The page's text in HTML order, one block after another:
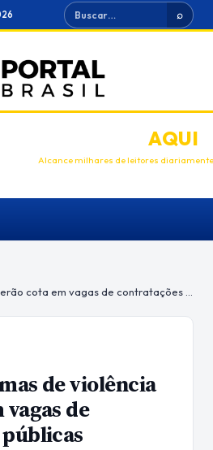
Buscar ⌕
ANUNCIEAQUI
Alcance milhares de leitores diariamente
de violência
de